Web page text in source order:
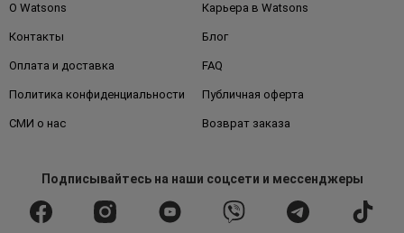
О Watsons Карьера в Watsons
Контакты Блог
Оплата и доставка FAQ
Политика конфиденциальности Публичная оферта
СМИ о нас Возврат заказа
Подписывайтесьна наши соцсети и мессенджеры